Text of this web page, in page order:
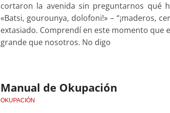
cortaron la avenida sin preguntarnos qué
«Batsi, gourounya, dolofoni!» – “¡maderos,
extasiado. Comprendí en este momento que
grande que nosotros. No digo
Manual de Okupación
OKUPACIÓN